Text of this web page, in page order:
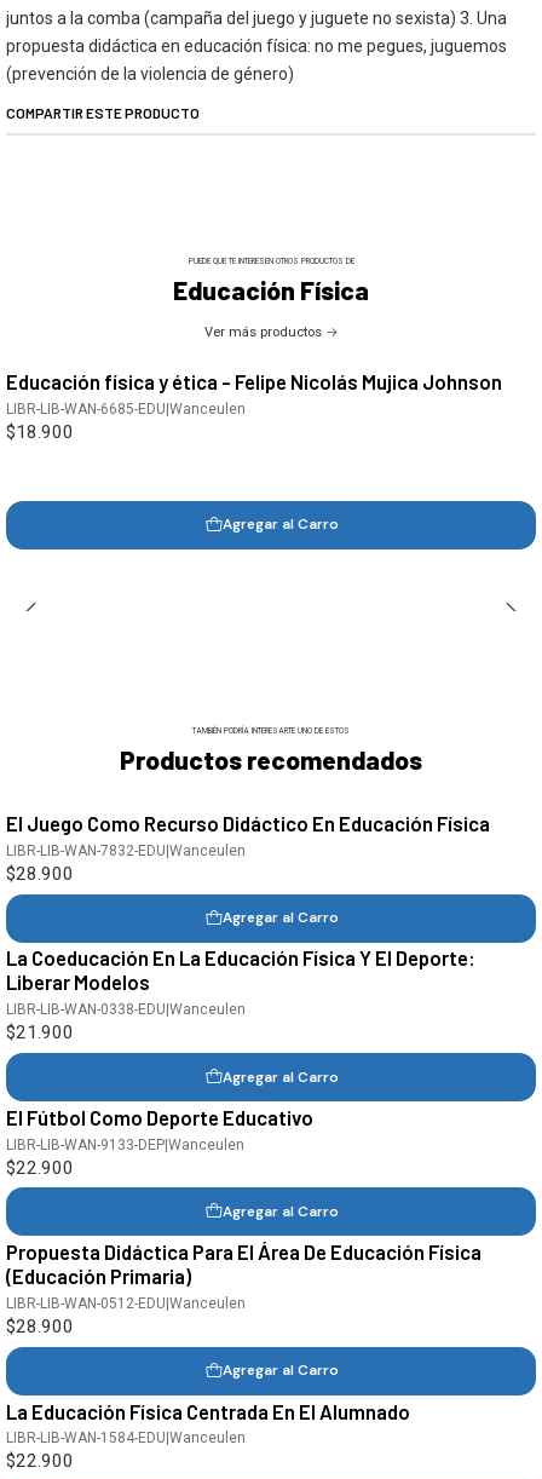
juntos a la comba (campaña del juego y juguete no sexista) 3. Una
propuesta didáctica en educación física: no me pegues, juguemos
(prevención de la violencia de género)
COMPARTIR ESTE PRODUCTO
PUEDE QUE TE INTERESEN OTROS PRODUCTOS DE
Educación Física
Ver más productos
Educación física y ética - Felipe Nicolás Mujica Johnson
LIBR-LIB-WAN-6685-EDU |Wanceulen
$18.900
Agregar al Carro
TAMBIÉN PODRÍA INTERESARTE UNO DE ESTOS
Productos recomendados
El Juego Como Recurso Didáctico En Educación Física
LIBR-LIB-WAN-7832-EDU |Wanceulen
$28.900
Agregar al Carro
La Coeducación En La Educación Física Y El Deporte:
Liberar Modelos
LIBR-LIB-WAN-0338-EDU |Wanceulen
$21.900
Agregar al Carro
El Fútbol Como Deporte Educativo
LIBR-LIB-WAN-9133-DEP|Wanceulen
$22.900
Agregar al Carro
Propuesta Didáctica Para El Área De Educación Física
(Educación Primaria)
LIBR-LIB-WAN-0512-EDU |Wanceulen
$28.900
Agregar al Carro
La Educación Física Centrada En El Alumnado
LIBR-LIB-WAN-1584-EDU |Wanceulen
$22.900